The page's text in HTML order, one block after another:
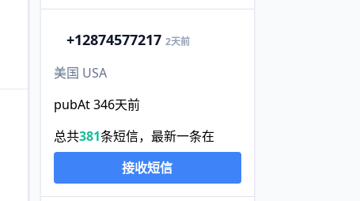
+12874577217 2天前
美国 USA
pubAt 346天前
总共381条短信，最新一条在
接收短信